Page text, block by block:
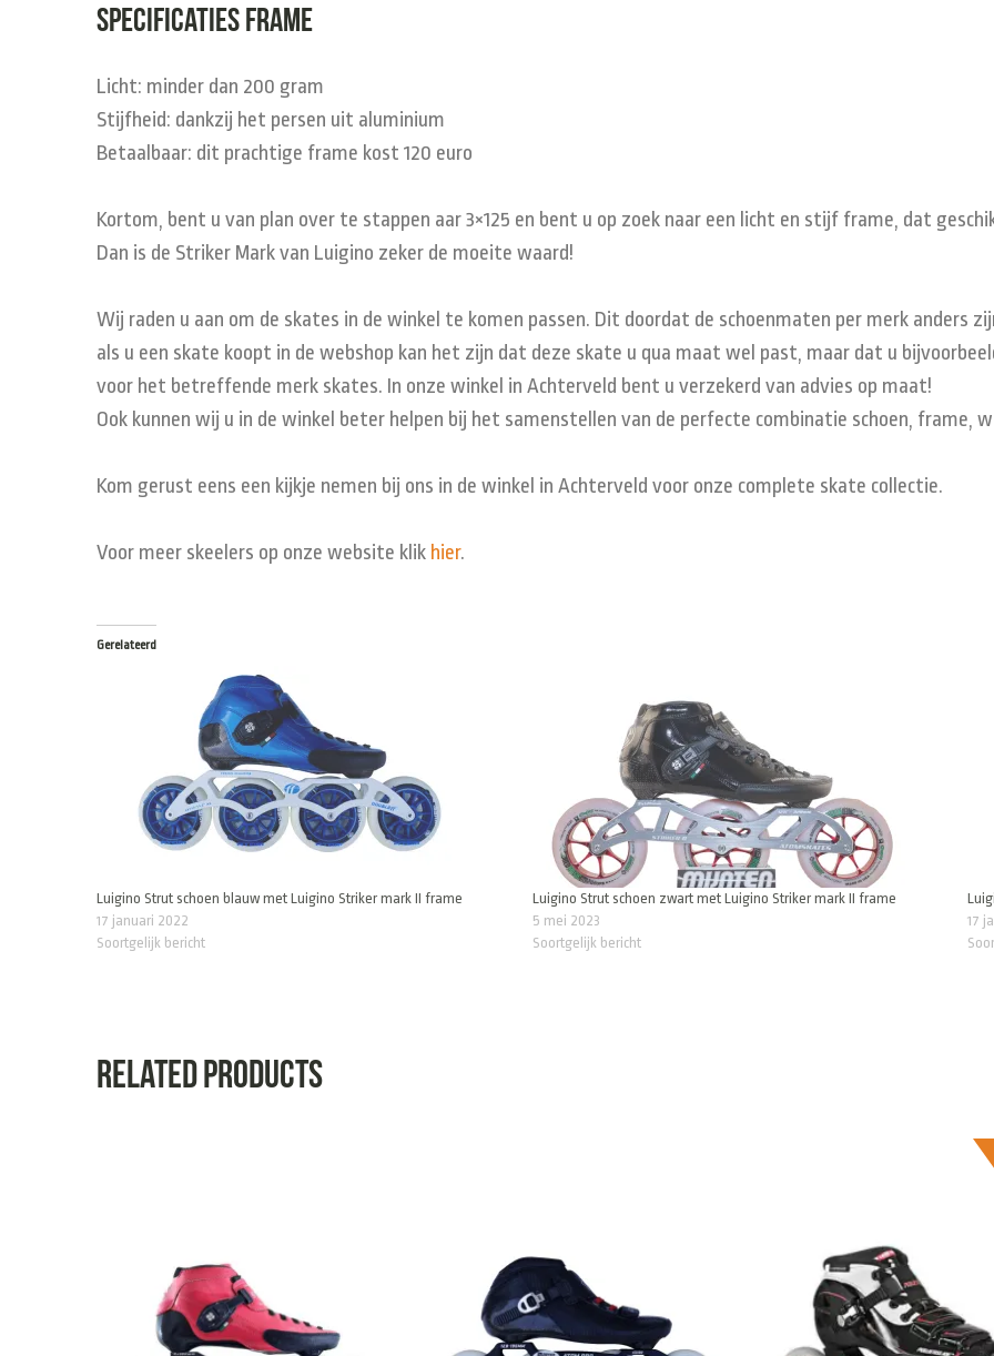
Specificaties frame
Licht: minder dan 200 gram
Stijfheid: dankzij het persen uit aluminium
Betaalbaar: dit prachtige frame kost 120 euro
Kortom, bent u van plan over te stappen aar 3×125 en bent u op zoek naar een licht en stijf frame, dat
Dan is de Striker Mark van Luigino zeker de moeite waard!
Wij raden u aan om de skates in de winkel te komen passen. Dit doordat de schoenmaten per merk anders
als u een skate koopt in de webshop kan het zijn dat deze skate u qua maat wel past, maar dat u
voor het betreffende merk skates. In onze winkel in Achterveld bent u verzekerd van advies op maat!
Ook kunnen wij u in de winkel beter helpen bij het samenstellen van de perfecte combinatie schoen, frame,
Kom gerust eens een kijkje nemen bij ons in de winkel in Achterveld voor onze complete skate collectie.
Voor meer skeelers op onze website klik hier.
Gerelateerd
Luigino Strut schoen blauw met Luigino Striker mark II frame
17 januari 2022
Soortgelijk bericht
Luigino Strut schoen zwart met Luigino Striker mark II frame
5 mei 2023
Soortgelijk bericht
17
Related products